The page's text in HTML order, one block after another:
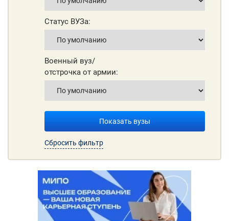
Статус ВУЗа:
Военный вуз/
отстрочка от армии:
Показать вузы
Сбросить фильтр